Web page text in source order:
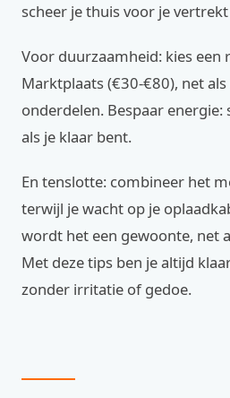
scheer je thuis voor je
Voor duurzaamheid: kies een
Marktplaats (€30-€80), net
onderdelen. Bespaar
als je klaar bent.
En tenslotte: combineer het
terwijl je wacht op je
wordt het een gewoonte, net
Met deze tips ben je altijd
zonder irritatie of gedoe.